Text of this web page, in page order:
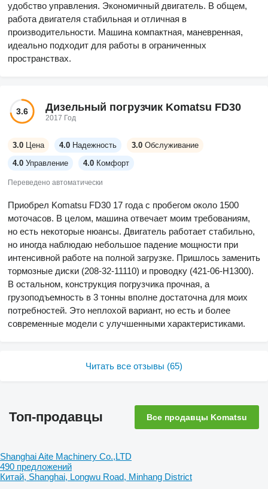
удобство управления. Экономичный двигатель. В общем,
работа двигателя стабильная и отличная в
производительности. Машина компактная, маневренная,
идеально подходит для работы в ограниченных
пространствах.
3.6 Дизельный погрузчик Komatsu FD30
2017 Год
3.0 Цена 4.0 Надежность 3.0 Обслуживание
4.0 Управление 4.0 Комфорт
Переведено автоматически
Приобрел Komatsu FD30 17 года с пробегом около 1500
моточасов. В целом, машина отвечает моим требованиям,
но есть некоторые нюансы. Двигатель работает стабильно,
но иногда наблюдаю небольшое падение мощности при
интенсивной работе на полной загрузке. Пришлось заменить
тормозные диски (208-32-11110) и проводку (421-06-H1300).
В остальном, конструкция погрузчика прочная, а
грузоподъемность в 3 тонны вполне достаточна для моих
потребностей. Это неплохой вариант, но есть и более
современные модели с улучшенными характеристиками.
Читать все отзывы (65)
Топ-продавцы Все продавцы Komatsu
Shanghai Aite Machinery Co.,LTD
490 предложений
Китай, Shanghai, Longwu Road, Minhang District